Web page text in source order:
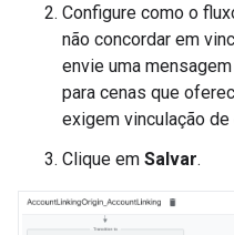
Configure como o
não concordar em
envie uma
para cenas que
exigem vinculação de
Clique em Salvar.